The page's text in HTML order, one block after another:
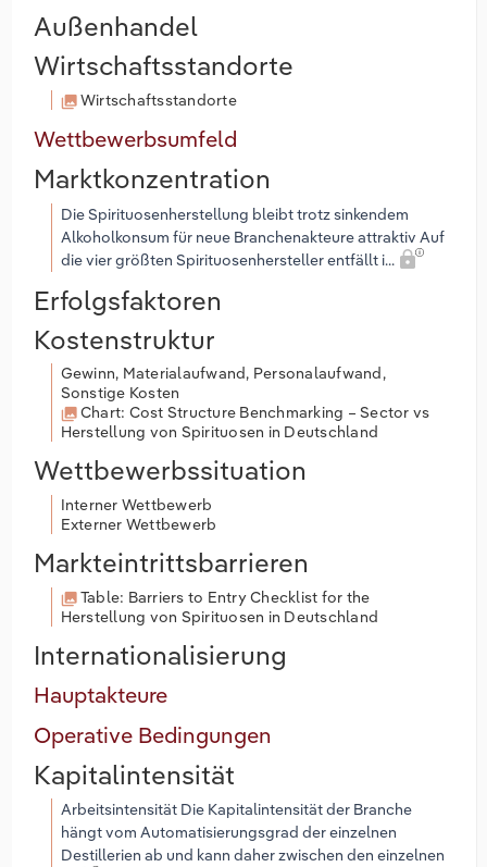
Außenhandel
Wirtschaftsstandorte
Wirtschaftsstandorte
Wettbewerbsumfeld
Marktkonzentration
Die Spirituosenherstellung bleibt trotz sinkendem
Alkoholkonsum für neue Branchenakteure attraktiv Auf
die vier größten Spirituosenhersteller entfällt i...
Erfolgsfaktoren
Kostenstruktur
Gewinn, Materialaufwand, Personalaufwand,
Sonstige Kosten
Chart: Cost Structure Benchmarking – Sector vs
Herstellung von Spirituosen in Deutschland
Wettbewerbssituation
Interner Wettbewerb
Externer Wettbewerb
Markteintrittsbarrieren
Table: Barriers to Entry Checklist for the
Herstellung von Spirituosen in Deutschland
Internationalisierung
Hauptakteure
Operative Bedingungen
Kapitalintensität
Arbeitsintensität Die Kapitalintensität der Branche
hängt vom Automatisierungsgrad der einzelnen
Destillerien ab und kann daher zwischen den einzelnen